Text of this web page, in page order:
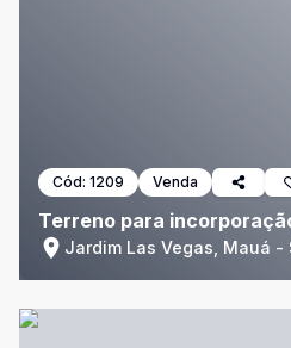
Cód: 1209 Venda
Terreno para
Jardim Las Vegas, Mauá -